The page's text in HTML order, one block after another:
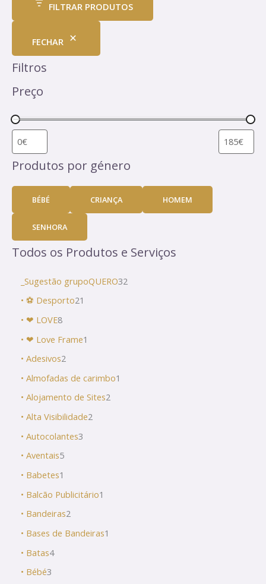
FILTRAR PRODUTOS
FECHAR
Filtros
Preço
Produtos por género
BÉBÉ CRIANÇA HOMEM
SENHORA
Todos os Produtos e Serviços
_Sugestão grupoQUERO32
• ⚽ Desporto21
• ❤ LOVE8
• ❤ Love Frame1
• Adesivos2
• Almofadas de carimbo1
• Alojamento de Sites2
• Alta Visibilidade2
• Autocolantes3
• Aventais5
• Babetes1
• Balcão Publicitário1
• Bandeiras2
• Bases de Bandeiras1
• Batas4
• Bébé3